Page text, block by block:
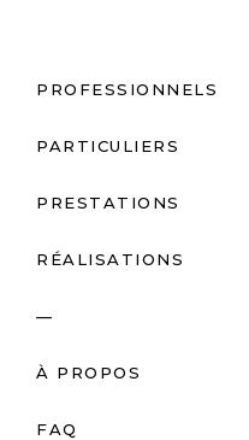
PROFESSIONNELS
PARTICULIERS
PRESTATIONS
RÉALISATIONS
—
À PROPOS
FAQ